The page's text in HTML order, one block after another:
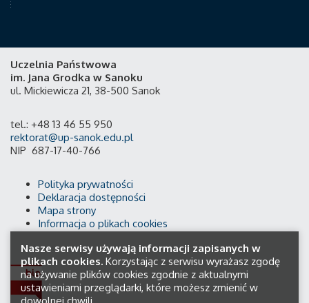
Uczelnia Państwowa
im. Jana Grodka w Sanoku
ul. Mickiewicza 21, 38-500 Sanok
tel.: +48 13 46 55 950
rektorat@up-sanok.edu.pl
NIP 687-17-40-766
Polityka prywatności
Deklaracja dostępności
Mapa strony
Informacja o plikach cookies
Nasze serwisy używają informacji zapisanych w
plikach cookies. Korzystając z serwisu wyrażasz zgodę
na używanie plików cookies zgodnie z aktualnymi
ustawieniami przeglądarki, które możesz zmienić w